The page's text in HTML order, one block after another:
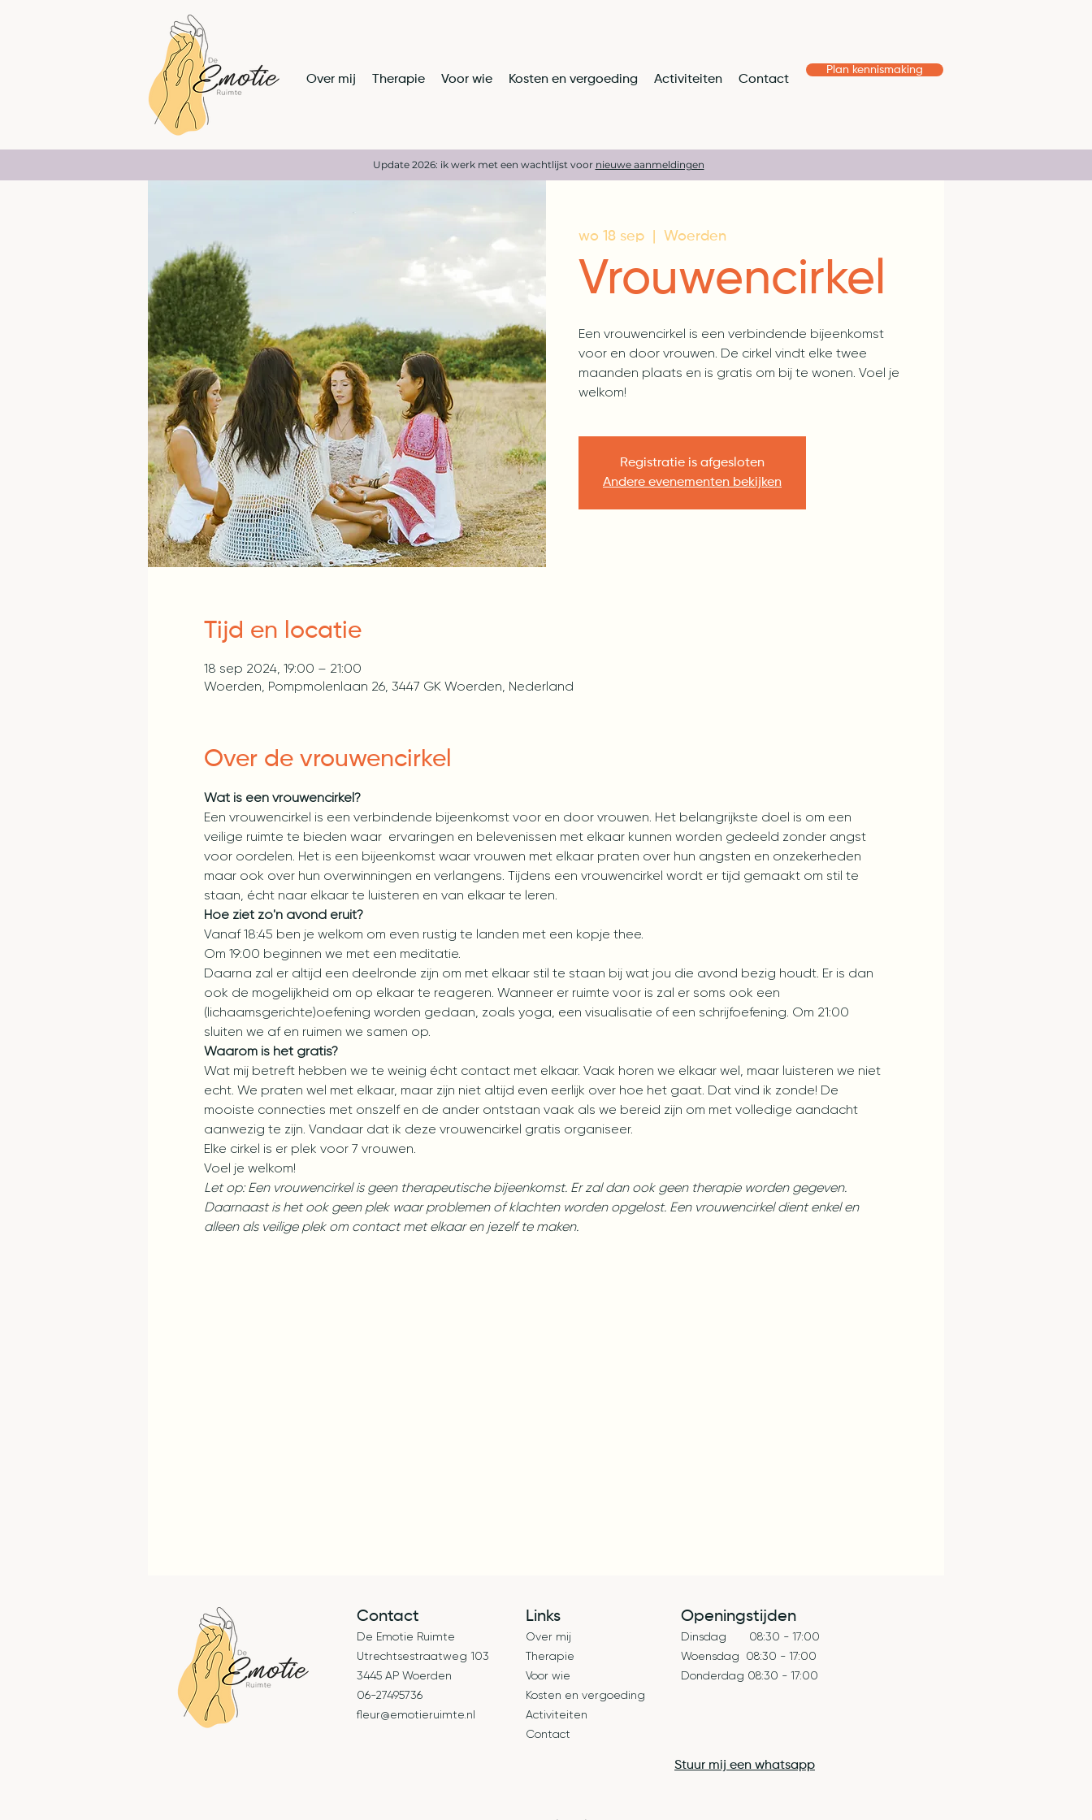
Over mij Therapie Voor wie Kosten en vergoeding Activiteiten Contact
Plan kennismaking
wo 18 sep Woerden
Vrouwencirkel
Een vrouwencirkel is een verbindende bijeenkomst
voor en door vrouwen. De cirkel vindt elke twee
maanden plaats en is gratis om bij te wonen. Voel je
welkom!
Registratie is afgesloten
Andere evenementen bekijken
Tijd en locatie
18 sep 2024, 19:00 – 21:00
Woerden, Pompmolenlaan 26, 3447 GK Woerden, Nederland
Over de vrouwencirkel
Wat is een vrouwencirkel?
Een vrouwencirkel is een verbindende bijeenkomst voor en door vrouwen. Het belangrijkste doel is om een
veilige ruimte te bieden waar  ervaringen en belevenissen met elkaar kunnen worden gedeeld zonder angst
voor oordelen. Het is een bijeenkomst waar vrouwen met elkaar praten over hun angsten en onzekerheden
maar ook over hun overwinningen en verlangens. Tijdens een vrouwencirkel wordt er tijd gemaakt om stil te
staan, écht naar elkaar te luisteren en van elkaar te leren.
Hoe ziet zo'n avond eruit?
Vanaf 18:45 ben je welkom om even rustig te landen met een kopje thee.
Om 19:00 beginnen we met een meditatie.
Daarna zal er altijd een deelronde zijn om met elkaar stil te staan bij wat jou die avond bezig houdt. Er is dan
ook de mogelijkheid om op elkaar te reageren. Wanneer er ruimte voor is zal er soms ook een
(lichaamsgerichte)oefening worden gedaan, zoals yoga, een visualisatie of een schrijfoefening. Om 21:00
sluiten we af en ruimen we samen op.
Waarom is het gratis?
Wat mij betreft hebben we te weinig écht contact met elkaar. Vaak horen we elkaar wel, maar luisteren we niet
echt. We praten wel met elkaar, maar zijn niet altijd even eerlijk over hoe het gaat. Dat vind ik zonde! De
mooiste connecties met onszelf en de ander ontstaan vaak als we bereid zijn om met volledige aandacht
aanwezig te zijn. Vandaar dat ik deze vrouwencirkel gratis organiseer.
Elke cirkel is er plek voor 7 vrouwen.
Voel je welkom!
Let op: Een vrouwencirkel is geen therapeutische bijeenkomst. Er zal dan ook geen therapie worden gegeven.
Daarnaast is het ook geen plek waar problemen of klachten worden opgelost. Een vrouwencirkel dient enkel en
alleen als veilige plek om contact met elkaar en jezelf te maken.
Update 2026: ik werk met een wachtlijst voor nieuwe aanmeldingen
Contact
De Emotie Ruimte
Utrechtsestraatweg 103
3445 AP Woerden
06-27495736
fleur@emotieruimte.nl
Links
Over mij
Therapie
Voor wie
Kosten en vergoeding
Activiteiten
Contact
Openingstijden
Dinsdag 08:30 - 17:00
Woensdag 08:30 - 17:00
Donderdag 08:30 - 17:00
Stuur mij een whatsapp